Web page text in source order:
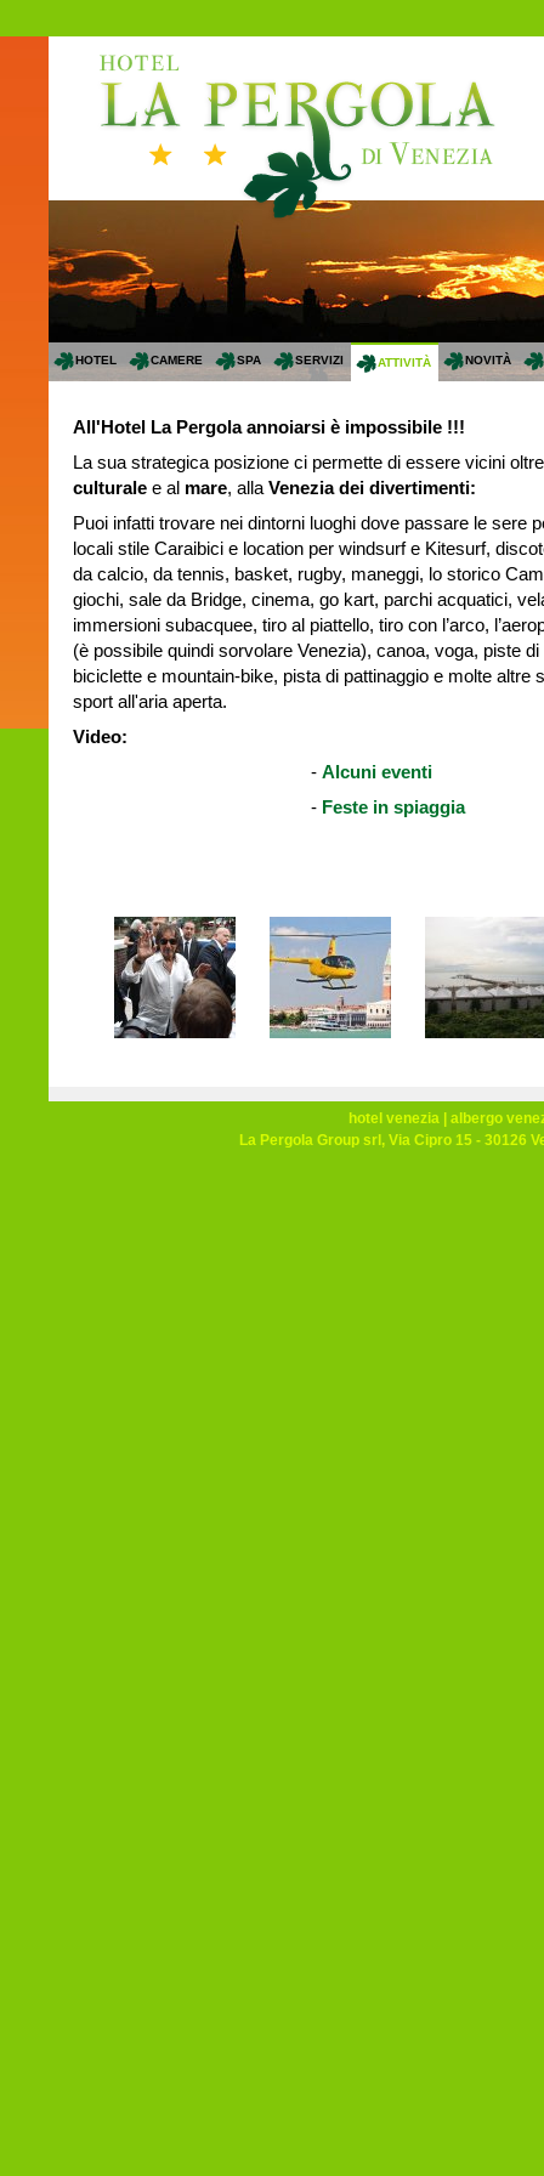
HOTEL CAMERE SPA SERVIZI ATTIVITÀ NOVITÀ
All'Hotel La Pergola annoiarsi è impossibile !!!
La sua strategica posizione ci permette di essere vicini
culturale e al mare, alla Venezia dei divertimenti:
Puoi infatti trovare nei dintorni luoghi dove passare le sere
locali stile Caraibici e location per windsurf e Kitesurf,
da calcio, da tennis, basket, rugby, maneggi, lo storico
giochi, sale da Bridge, cinema, go kart, parchi acquatici,
immersioni subacquee, tiro al piattello, tiro con l’arco,
(è possibile quindi sorvolare Venezia), canoa, voga, piste
biciclette e mountain-bike, pista di pattinaggio e molte altre
sport all'aria aperta.
Video:
- Alcuni eventi
- Feste in spiaggia
hotel venezia
albergo
La Pergola Group srl, Via Cipro 15 - 30126